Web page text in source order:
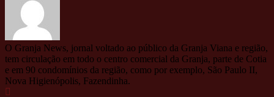
O Granja News, jornal voltado ao público da Granja Viana e região,
tem circulação em todo o centro comercial da Granja, parte de Cotia
e em 90 condomínios da região, como por exemplo, São Paulo II,
Nova Higienópolis, Fazendinha.